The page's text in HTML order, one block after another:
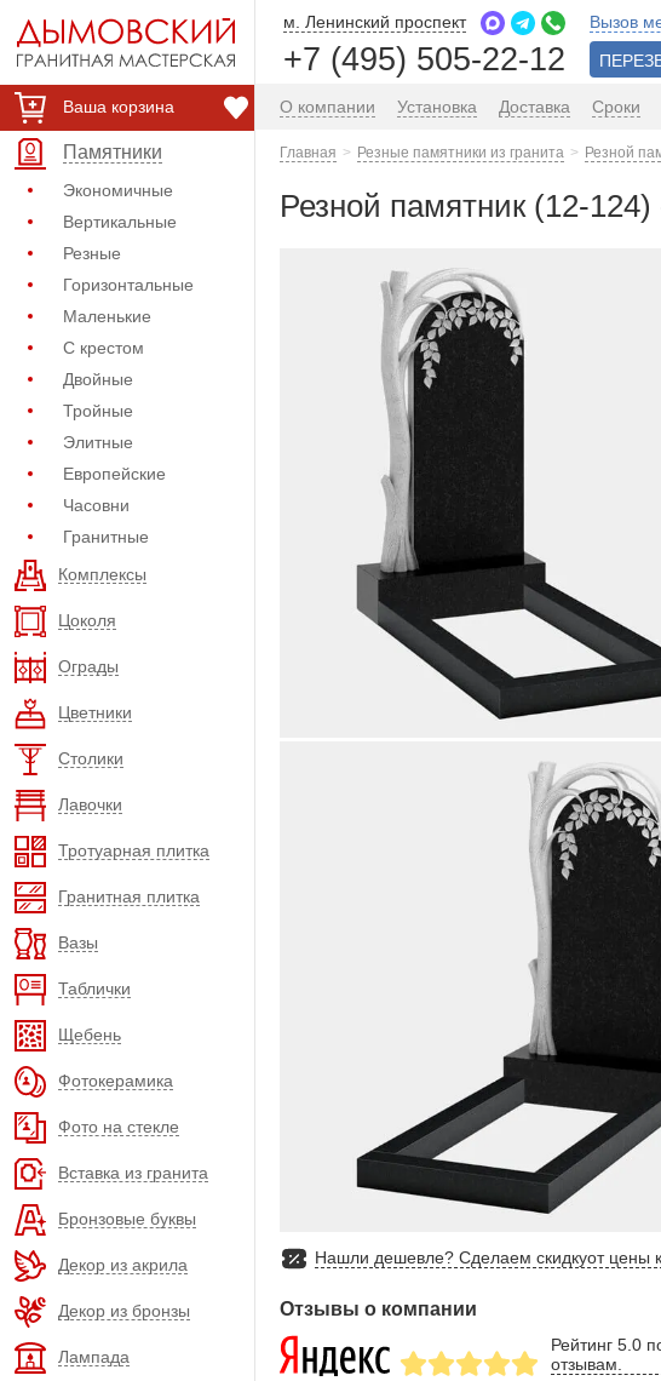
Ваша корзина
Памятники
Экономичные
Вертикальные
Резные
Горизонтальные
Маленькие
С крестом
Двойные
Тройные
Элитные
Европейские
Часовни
Гранитные
Комплексы
Цоколя
Ограды
Цветники
Столики
Лавочки
Тротуарная плитка
Гранитная плитка
Вазы
Таблички
Щебень
Фотокерамика
Фото на стекле
Вставка из гранита
Бронзовые буквы
Декор из акрила
Декор из бронзы
Лампада
м. Ленинский проспект
+7 (495) 505-22-12
Вызов
О компании Установка Доставка Сроки
Главная Резные памятники из гранита Резной
Резной памятник (12-
Нашли дешевле? Сделаем скидкуот цены
Отзывы о компании
Рейтинг 5.0
отзывам.